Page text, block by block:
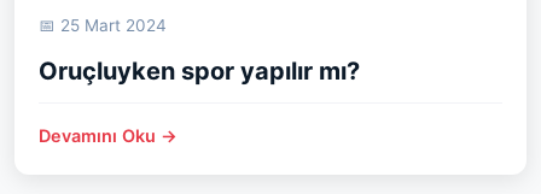
📅 25 Mart 2024
Oruçluyken spor yapılır mı?
Devamını Oku →